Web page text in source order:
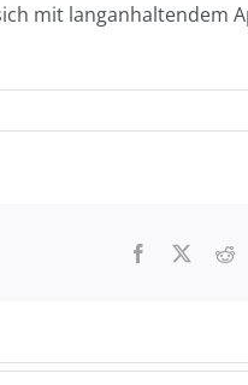
mit langanhaltendem
Facebook